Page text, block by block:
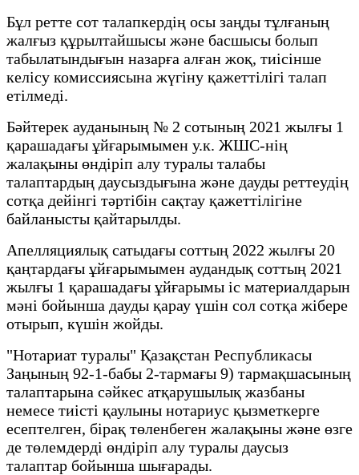
Бұл ретте сот талапкердің осы заңды тұлғаның
жалғыз құрылтайшысы және басшысы болып
табылатындығын назарға алған жоқ, тиісінше
келісу комиссиясына жүгіну қажеттілігі талап
етілмеді.
Бәйтерек ауданының № 2 сотының 2021 жылғы 1
қарашадағы ұйғарымымен у.к. ЖШС-нің
жалақыны өндіріп алу туралы талабы
талаптардың даусыздығына және дауды реттеудің
сотқа дейінгі тәртібін сақтау қажеттілігіне
байланысты қайтарылды.
Апелляциялық сатыдағы соттың 2022 жылғы 20
қаңтардағы ұйғарымымен аудандық соттың 2021
жылғы 1 қарашадағы ұйғарымы іс материалдарын
мәні бойынша дауды қарау үшін сол сотқа жібере
отырып, күшін жойды.
"Нотариат туралы" Қазақстан Республикасы
Заңының 92-1-бабы 2-тармағы 9) тармақшасының
талаптарына сәйкес атқарушылық жазбаны
немесе тиісті қаулыны нотариус қызметкерге
есептелген, бірақ төленбеген жалақыны және өзге
де төлемдерді өндіріп алу туралы даусыз
талаптар бойынша шығарады.